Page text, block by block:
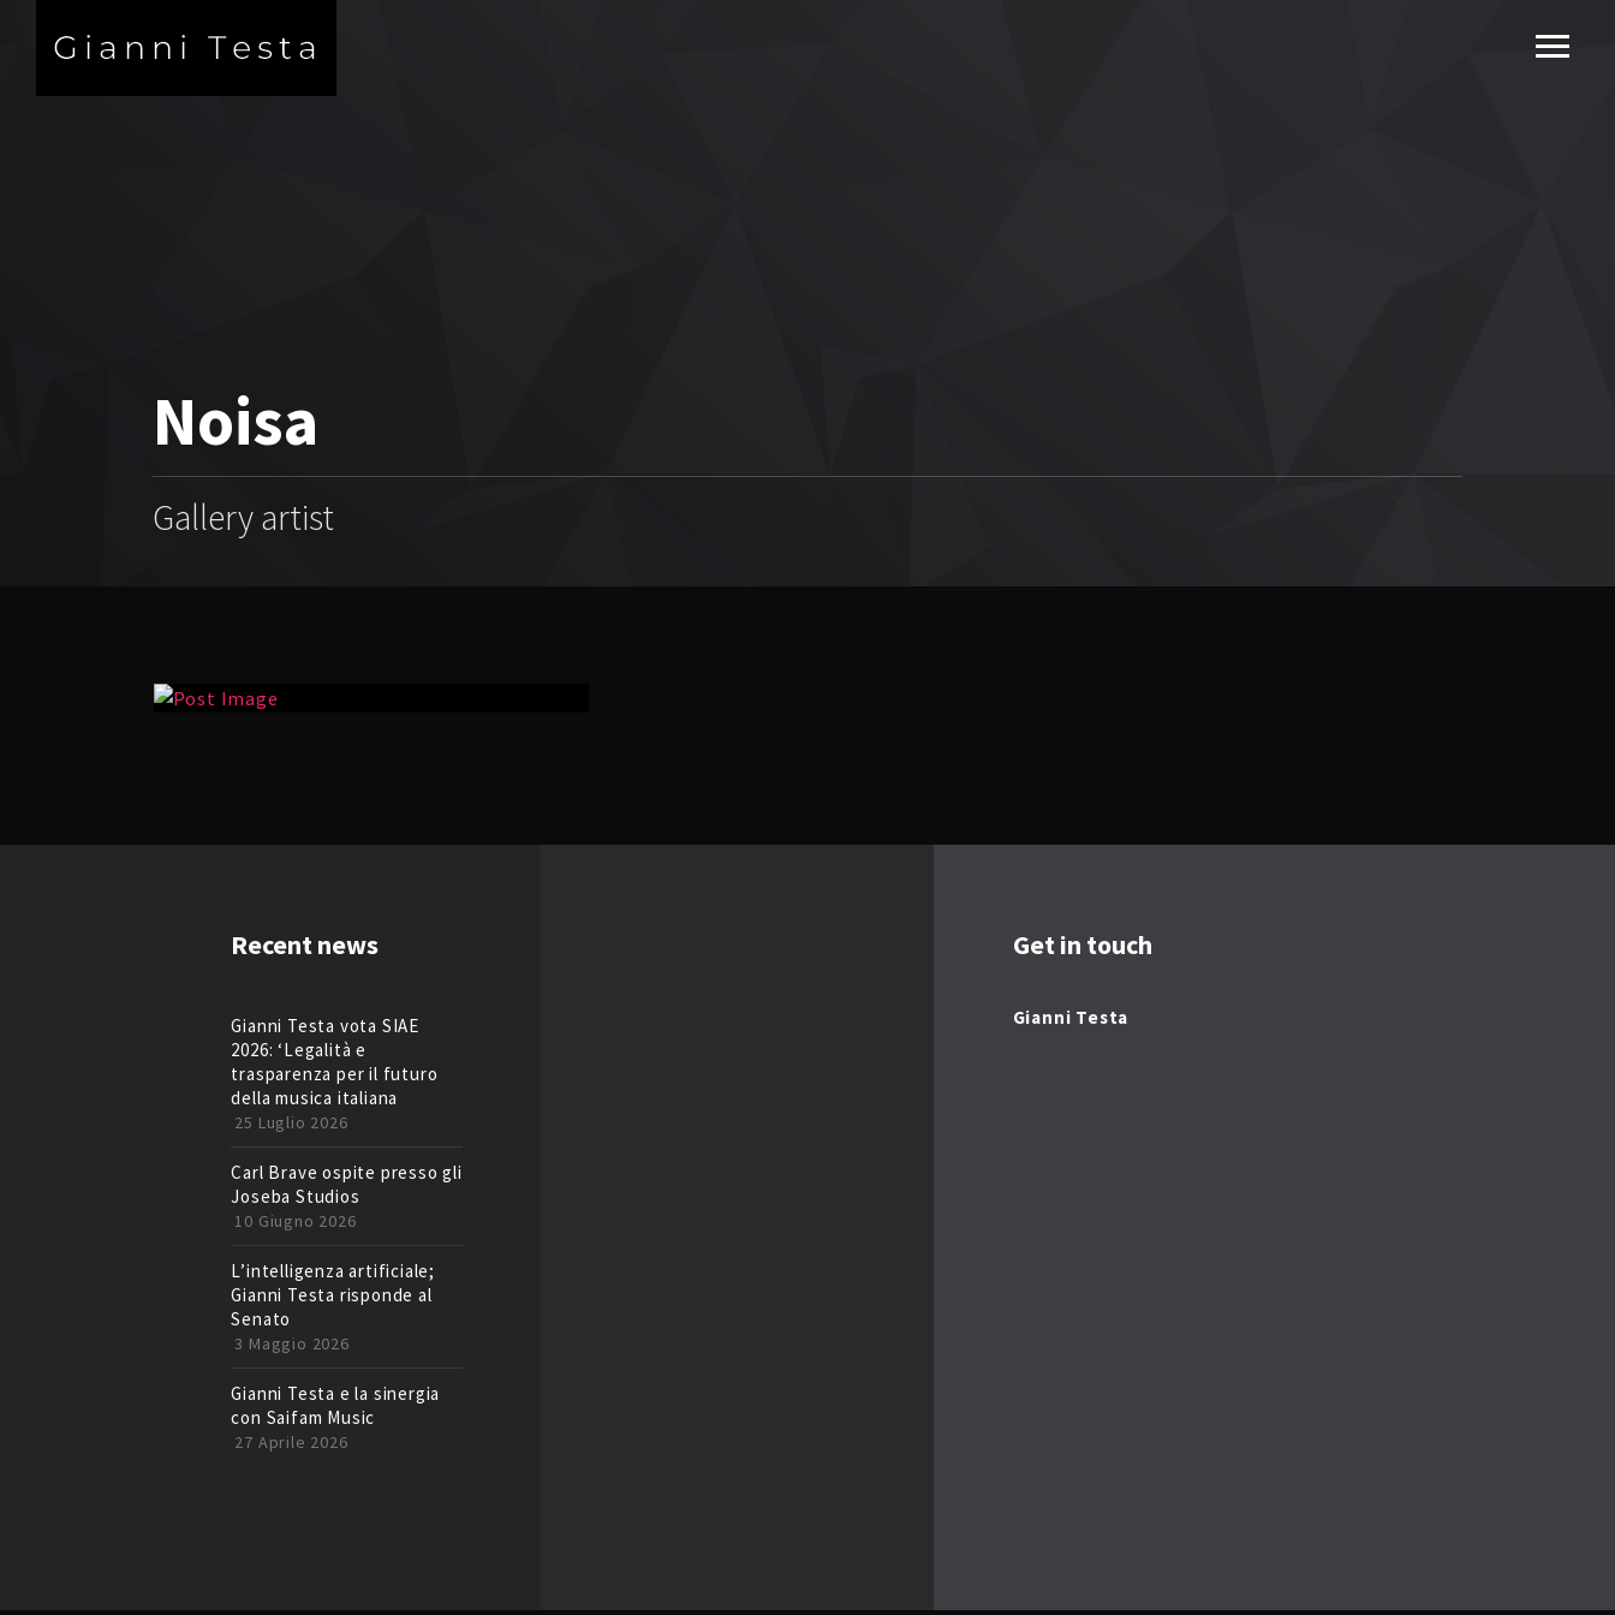
Noisa
Gallery artist
Recent news
Gianni Testa vota SIAE
2026: ‘Legalità e
trasparenza per il futuro
della musica italiana
25 Luglio 2026
Carl Brave ospite presso gli
Joseba Studios
10 Giugno 2026
L’intelligenza artificiale;
Gianni Testa risponde al
Senato
3 Maggio 2026
Gianni Testa e la sinergia
con Saifam Music
27 Aprile 2026
Get in touch
Gianni Testa